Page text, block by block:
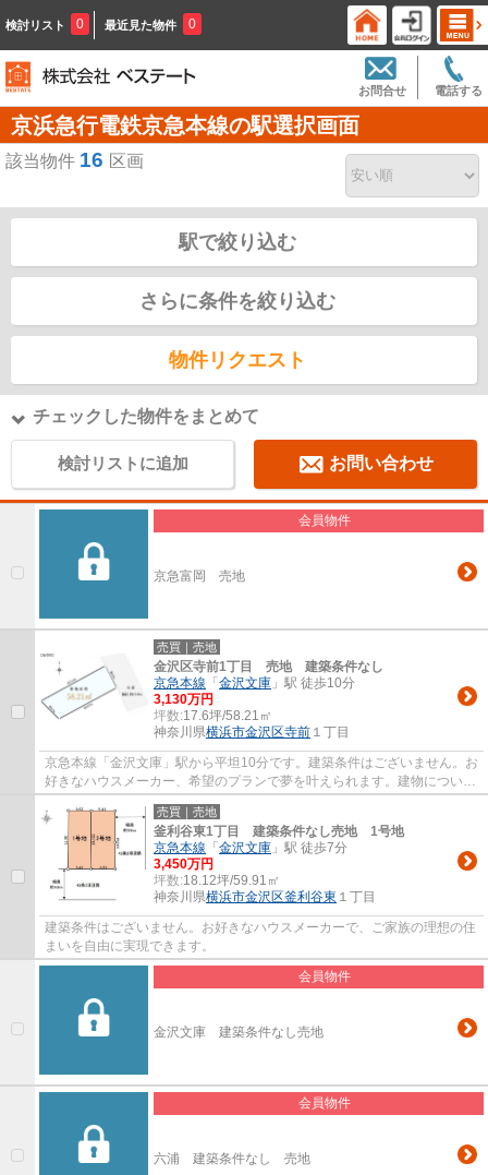
検討リスト 0 最近見た物件 0
電話する
お問合せ
京浜急行電鉄京急本線の駅選択画面
該当物件 16 区画
駅で絞り込む
さらに条件を絞り込む
物件リクエスト
チェックした物件をまとめて
検討リストに追加 お問い合わせ
会員物件
京急富岡 売地
売買｜売地
金沢区寺前1丁目 売地 建築条件なし
京急本線 「 金沢文庫 」駅 徒歩10分
3,130万円
坪数:17.6坪/58.21㎡
神奈川県横浜市金沢区寺前 １丁目
京急本線「金沢文庫」駅から平坦10分です。建築条件はございません。お
好きなハウスメーカー、希望のプランで夢を叶えられます。建物について
ご相談承ります。
売買｜売地
釜利谷東1丁目 建築条件なし売地 1号地
京急本線 「 金沢文庫 」駅 徒歩7分
3,450万円
坪数:18.12坪/59.91㎡
神奈川県横浜市金沢区釜利谷東 １丁目
建築条件はございません。お好きなハウスメーカーで、ご家族の理想の住
まいを自由に実現できます。
会員物件
金沢文庫 建築条件なし売地
会員物件
六浦 建築条件なし 売地